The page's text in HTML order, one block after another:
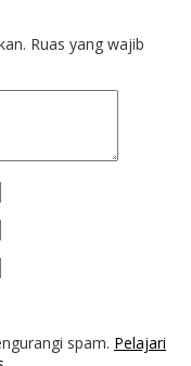
Ruas yang wajib
spam. Pelajari